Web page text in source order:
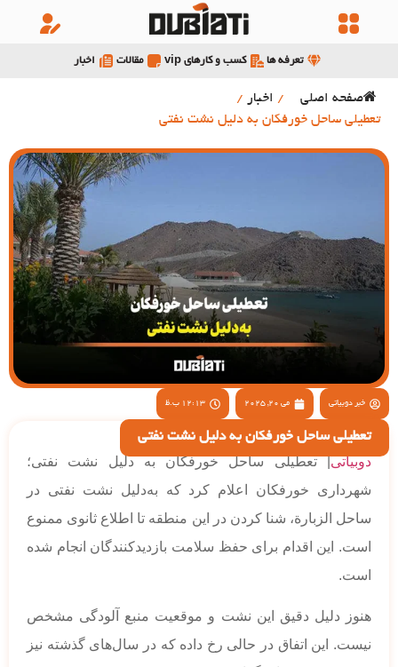
تعرفه ها کسب و کارهای vip مقالات اخبار
صفحه اصلی / اخبار /
تعطیلی ساحل خورفکان به دلیل نشت نفتی
خبر دوبیاتی می 20, 2025 12:13 ب.ظ
تعطیلی ساحل خورفکان به دلیل نشت نفتی
دوبیاتی| تعطیلی ساحل خورفکان به دلیل نشت نفتی؛
شهرداری خورفکان اعلام کرد که به‌دلیل نشت نفتی در
ساحل الزبارة، شنا کردن در این منطقه تا اطلاع ثانوی ممنوع
است. این اقدام برای حفظ سلامت بازدیدکنندگان انجام شده
است.
هنوز دلیل دقیق این نشت و موقعیت منبع آلودگی مشخص
نیست. این اتفاق در حالی رخ داده که در سال‌های گذشته نیز